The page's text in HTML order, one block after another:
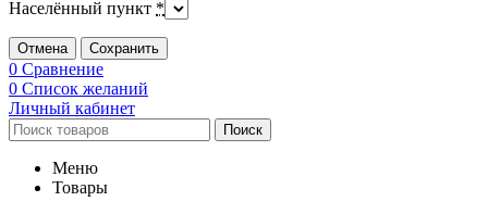
Населённый пункт *
Отмена Сохранить
0 Сравнение
0 Список желаний
Личный кабинет
Поиск
Меню
Товары